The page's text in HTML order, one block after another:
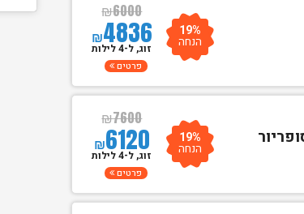
₪6000
₪4836 19%
הנחה זוג, ל-4 לילות
פרטים
₪7600
₪6120 19%
הנחה זוג, ל-4 לילות
פרטים